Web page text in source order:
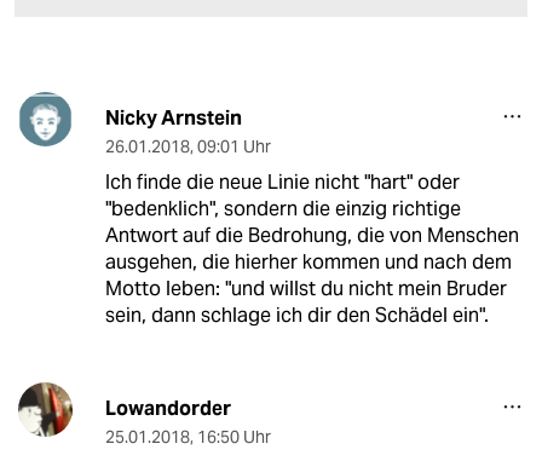
Nicky Arnstein
26.01.2018, 09:01 Uhr
Ich finde die neue Linie nicht "hart" oder
"bedenklich", sondern die einzig richtige
Antwort auf die Bedrohung, die von Menschen
ausgehen, die hierher kommen und nach dem
Motto leben: "und willst du nicht mein Bruder
sein, dann schlage ich dir den Schädel ein".
Lowandorder
25.01.2018, 16:50 Uhr